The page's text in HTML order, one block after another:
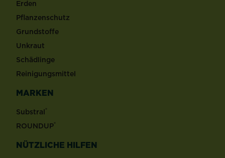
Erden
Pflanzenschutz
Grundstoffe
Unkraut
Schädlinge
Reinigungsmittel
MARKEN
Substral®
ROUNDUP®
NÜTZLICHE HILFEN